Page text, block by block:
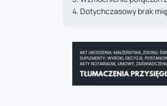
Dotychczasowy brak